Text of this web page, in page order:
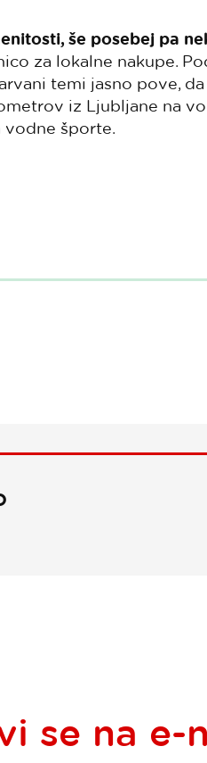
še posebej pa
za lokalne nakupe.
temi jasno pove,
iz Ljubljane na
športe.
se na e-